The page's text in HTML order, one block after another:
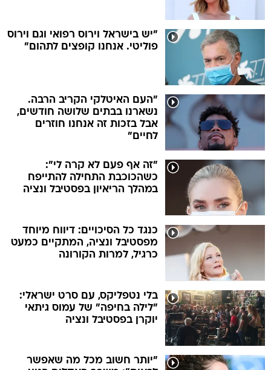
"יש בישראל וירוס רפואי וגם וירוס
פוליטי. אנחנו קופצים לתהום"
"העם האיטלקי הקריב הרבה.
נשארנו בבתים שלושה חודשים,
אבל בזכות זה אנחנו חוזרים
לחיים"
"זה אף פעם לא קרה לי":
כשהכוכבת התחילה להתייפח
במהלך הריאיון בפסטיבל ונציה
כנגד כל הסיכויים: דיווח מיוחד
מפסטיבל ונציה, המתקיים כמעט
כרגיל, למרות הקורונה
בלי נטפליקס, עם סרט ישראלי:
"לילה בחיפה" של עמוס גיתאי
יוקרן בפסטיבל ונציה
"יותר חשוב מכל מה שאפשר